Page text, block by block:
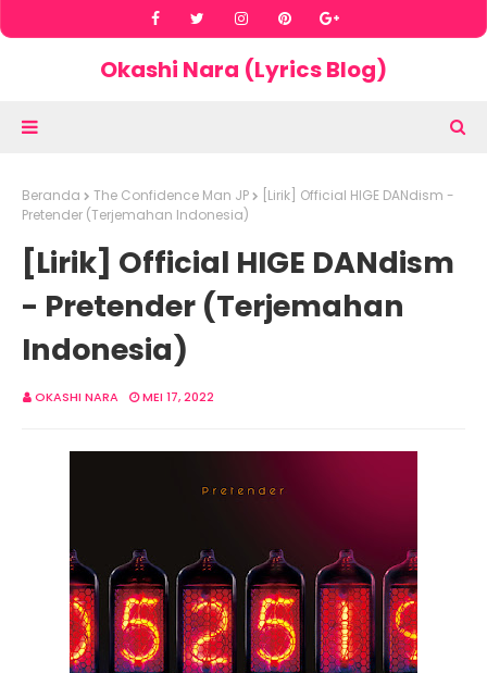
Okashi Nara (Lyrics Blog)
Beranda The Confidence Man JP
[Lirik] Official HIGE DANdism -
Pretender (Terjemahan Indonesia)
[Lirik] Official HIGE DANdism
- Pretender (Terjemahan
Indonesia)
OKASHI NARA MEI 17, 2022